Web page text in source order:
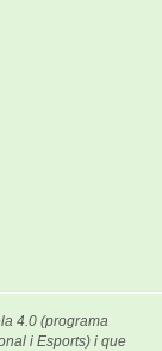
4.0 (programa
i Esports) i que